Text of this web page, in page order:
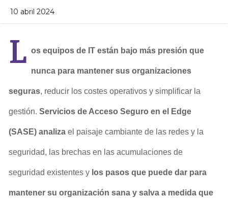
10 abril 2024
L os equipos de IT están bajo más presión que
nunca para mantener sus organizaciones
seguras, reducir los costes operativos y simplificar la
gestión.Servicios de Acceso Seguro en el Edge
(SASE) analizael paisaje cambiante de las redes y la
seguridad, las brechas en las acumulaciones de
seguridad existentes y los pasos que puede dar para
mantener su organización sana y salva a medida que